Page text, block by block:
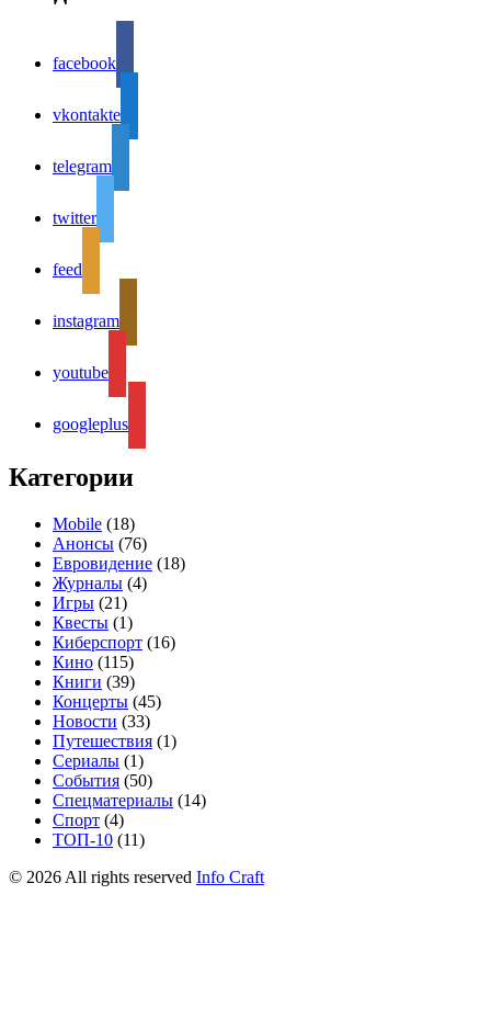
facebook
vkontakte
telegram
twitter
feed
instagram
youtube
googleplus
Категории
Mobile (18)
Анонсы (76)
Евровидение (18)
Журналы (4)
Игры (21)
Квесты (1)
Киберспорт (16)
Кино (115)
Книги (39)
Концерты (45)
Новости (33)
Путешествия (1)
Сериалы (1)
События (50)
Спецматериалы (14)
Спорт (4)
ТОП-10 (11)
© 2026 All rights reserved Info Craft